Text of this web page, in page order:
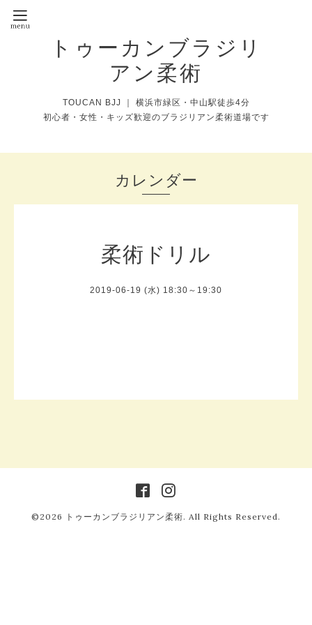
トゥーカンブラジリ
アン柔術
TOUCAN BJJ ｜ 横浜市緑区・中山駅徒歩4分
初心者・女性・キッズ歓迎のブラジリアン柔術道場です
カレンダー
柔術ドリル
2019-06-19 (水) 18:30～19:30
©2026 トゥーカンブラジリアン柔術. All Rights Reserved.